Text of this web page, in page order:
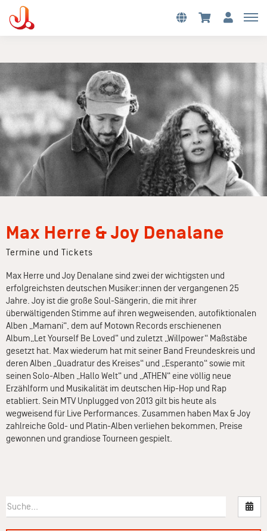
Max Herre & Joy Denalane
Termine und Tickets
Max Herre und Joy Denalane sind zwei der wichtigsten und
erfolgreichsten deutschen Musiker:innen der vergangenen 25
Jahre. Joy ist die große Soul-Sängerin, die mit ihrer
überwältigenden Stimme auf ihren wegweisenden, autofiktionalen
Alben „Mamani“, dem auf Motown Records erschienenen
Album„Let Yourself Be Loved" und zuletzt „Willpower“ Maßstäbe
gesetzt hat. Max wiederum hat mit seiner Band Freundeskreis und
deren Alben „Quadratur des Kreises“ und „Esperanto“ sowie mit
seinen Solo-Alben „Hallo Welt“ und „ATHEN“ eine völlig neue
Erzählform und Musikalität im deutschen Hip-Hop und Rap
etabliert. Sein MTV Unplugged von 2013 gilt bis heute als
wegweisend für Live Performances. Zusammen haben Max & Joy
zahlreiche Gold- und Platin-Alben verliehen bekommen, Preise
gewonnen und grandiose Tourneen gespielt.